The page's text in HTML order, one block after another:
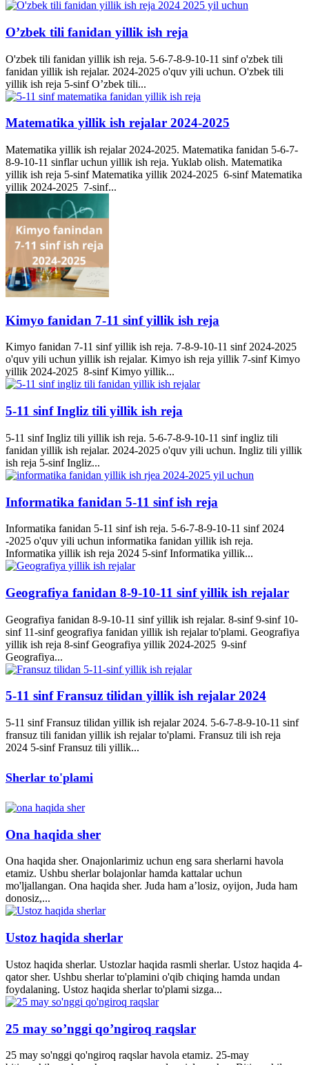
O’zbek tili fanidan yillik ish reja
O'zbek tili fanidan yillik ish reja. 5-6-7-8-9-10-11 sinf o'zbek tili
fanidan yillik ish rejalar. 2024-2025 o'quv yili uchun. O'zbek tili
yillik ish reja 5-sinf O’zbek tili...
Matematika yillik ish rejalar 2024-2025
Matematika yillik ish rejalar 2024-2025. Matematika fanidan 5-6-7-
8-9-10-11 sinflar uchun yillik ish reja. Yuklab olish. Matematika
yillik ish reja 5-sinf Matematika yillik 2024-2025 6-sinf Matematika
yillik 2024-2025 7-sinf...
Kimyo fanidan 7-11 sinf yillik ish reja
Kimyo fanidan 7-11 sinf yillik ish reja. 7-8-9-10-11 sinf 2024-2025
o'quv yili uchun yillik ish rejalar. Kimyo ish reja yillik 7-sinf Kimyo
yillik 2024-2025 8-sinf Kimyo yillik...
5-11 sinf Ingliz tili yillik ish reja
5-11 sinf Ingliz tili yillik ish reja. 5-6-7-8-9-10-11 sinf ingliz tili
fanidan yillik ish rejalar. 2024-2025 o'quv yili uchun. Ingliz tili yillik
ish reja 5-sinf Ingliz...
Informatika fanidan 5-11 sinf ish reja
Informatika fanidan 5-11 sinf ish reja. 5-6-7-8-9-10-11 sinf 2024
-2025 o'quv yili uchun informatika fanidan yillik ish reja.
Informatika yillik ish reja 2024 5-sinf Informatika yillik...
Geografiya fanidan 8-9-10-11 sinf yillik ish rejalar
Geografiya fanidan 8-9-10-11 sinf yillik ish rejalar. 8-sinf 9-sinf 10-
sinf 11-sinf geografiya fanidan yillik ish rejalar to'plami. Geografiya
yillik ish reja 8-sinf Geografiya yillik 2024-2025 9-sinf
Geografiya...
5-11 sinf Fransuz tilidan yillik ish rejalar 2024
5-11 sinf Fransuz tilidan yillik ish rejalar 2024. 5-6-7-8-9-10-11 sinf
fransuz tili fanidan yillik ish rejalar to'plami. Fransuz tili ish reja
2024 5-sinf Fransuz tili yillik...
Sherlar to'plami
Ona haqida sher
Ona haqida sher. Onajonlarimiz uchun eng sara sherlarni havola
etamiz. Ushbu sherlar bolajonlar hamda kattalar uchun
mo'ljallangan. Ona haqida sher. Juda ham a’losiz, oyijon, Juda ham
donosiz,...
Ustoz haqida sherlar
Ustoz haqida sherlar. Ustozlar haqida rasmli sherlar. Ustoz haqida 4-
qator sher. Ushbu sherlar to'plamini o'qib chiqing hamda undan
foydalaning. Ustoz haqida sherlar to'plami sizga...
25 may so’nggi qo’ngiroq raqslar
25 may so'nggi qo'ngiroq raqslar havola etamiz. 25-may